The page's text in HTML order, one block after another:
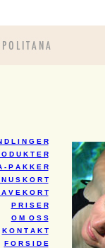
D L I N G E R
O D U K T E R
- P A K K E R
U S K O R T
A V E K O R T
P R I S E R
O M O S S
K O N T A K T
F O R S I D E